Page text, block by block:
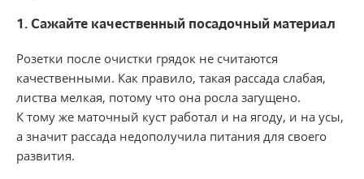
1. Сажайте качественный посадочный материал
Розетки после очистки грядок не считаются
качественными. Как правило, такая рассада слабая,
листва мелкая, потому что она росла загущено.
К тому же маточный куст работал и на ягоду, и на усы,
а значит рассада недополучила питания для своего
развития.